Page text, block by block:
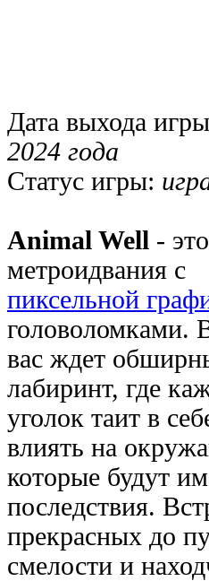
Дата выхода
2024 года
Статус игры:
Animal Well - это
метроидвания с
пиксельной
головоломками.
вас ждет
лабиринт, где
уголок таит в
влиять на
которые будут
последствия.
прекрасных до
смелости и